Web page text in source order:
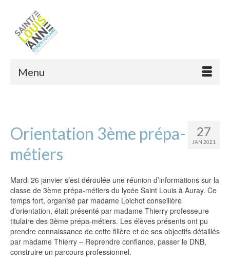
Menu
27
JAN 2021
Orientation 3ème prépa-
métiers
Mardi 26 janvier s’est déroulée une réunion d’informations sur la
classe de 3ème prépa-métiers du lycée Saint Louis à Auray. Ce
temps fort, organisé par madame Loichot conseillère
d’orientation, était présenté par madame Thierry professeure
titulaire des 3ème prépa-métiers. Les élèves présents ont pu
prendre connaissance de cette filière et de ses objectifs détaillés
par madame Thierry – Reprendre confiance, passer le DNB,
construire un parcours professionnel.